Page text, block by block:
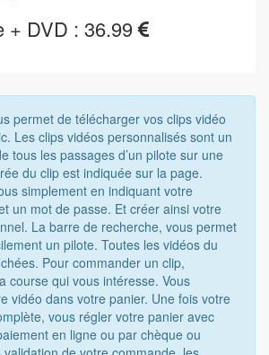
+ DVD : 36.99
permet de télécharger vos clips vidéo
Les clips vidéos personnalisés sont un
tous les passages d’un pilote sur une
du clip est indiquée sur la page.
simplement en indiquant votre
un mot de passe. Et créer ainsi votre
La barre de recherche, vous permet
un pilote. Toutes les vidéos du
Pour commander un clip,
course qui vous intéresse. Vous
vidéo dans votre panier. Une fois votre
vous régler votre panier avec
en ligne ou par chèque ou